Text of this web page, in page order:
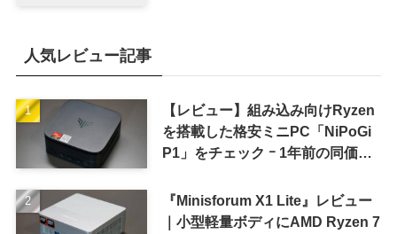
人気レビュー記事
【レビュー】組み込み向けRyzen
を搭載した格安ミニPC「NiPoGi
P1」をチェック ｰ 1年前の同価格
『Minisforum X1 Lite』レビュー
｜小型軽量ボディにAMD Ryzen 7